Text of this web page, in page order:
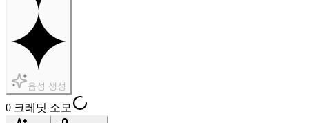
음성 생성
0 크레딧 소모